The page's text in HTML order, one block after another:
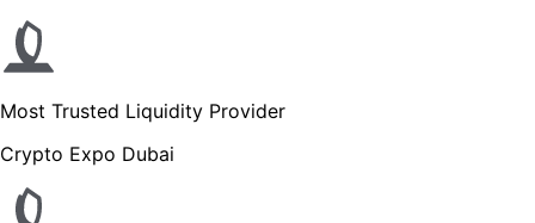
Most Trusted Liquidity Provider
Crypto Expo Dubai